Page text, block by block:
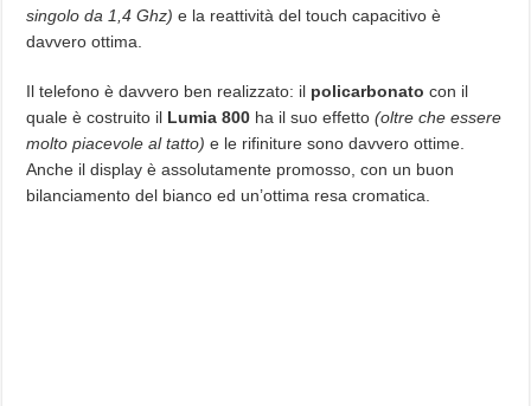
singolo da 1,4 Ghz) e la reattività del touch capacitivo è
davvero ottima.
Il telefono è davvero ben realizzato: il policarbonato con il
quale è costruito il Lumia 800 ha il suo effetto (oltre che essere
molto piacevole al tatto) e le rifiniture sono davvero ottime.
Anche il display è assolutamente promosso, con un buon
bilanciamento del bianco ed un’ottima resa cromatica.